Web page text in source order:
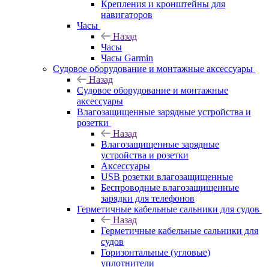
Крепления и кронштейны для
навигаторов
Часы
Назад
Часы
Часы Garmin
Судовое оборудование и монтажные аксессуары
Назад
Судовое оборудование и монтажные
аксессуары
Влагозащищенные зарядные устройства и
розетки
Назад
Влагозащищенные зарядные
устройства и розетки
Аксессуары
USB розетки влагозащищенные
Беспроводные влагозащищенные
зарядки для телефонов
Герметичные кабельные сальники для судов
Назад
Герметичные кабельные сальники для
судов
Горизонтальные (угловые)
уплотнители